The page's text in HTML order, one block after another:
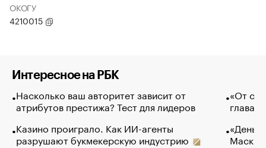
ОКОГУ
4210015
Интересное на РБК
Насколько ваш авторитет зависит от
атрибутов престижа? Тест для лидеров
Казино проиграло. Как ИИ-агенты
разрушают букмекерскую индустрию
«От
глава
Маск в